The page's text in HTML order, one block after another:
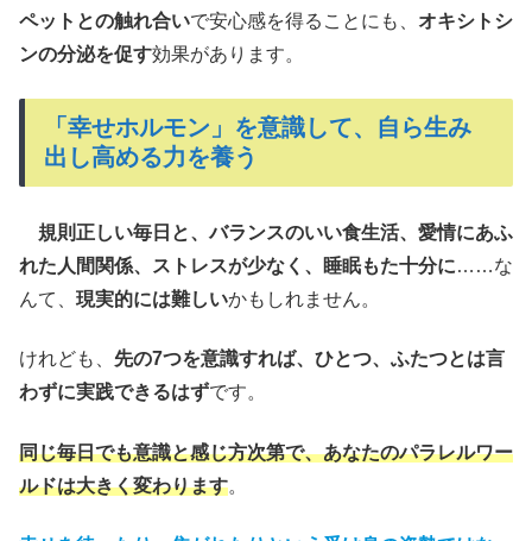
ペットとの触れ合いで安心感を得ることにも、 オキシトシ
ンの分泌を促す効果があります。
「幸せホルモン」を意識して、自ら生み
出し高める力を養う
規則正しい毎日と、バランスのいい食生活、愛情にあふ
れた人間関係、ストレスが少なく、睡眠もた十分に……な
んて、 現実的には難しいかもしれません。
けれども、 先の7つを意識すれば、ひとつ、ふたつとは言
わずに実践できるはずです。
同じ毎日でも意識と感じ方次第で、あなたのパラレルワー
ルドは大きく変わります。